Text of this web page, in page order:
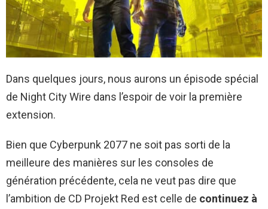
Dans quelques jours, nous aurons un épisode spécial
de Night City Wire dans l’espoir de voir la première
extension.
Bien que Cyberpunk 2077 ne soit pas sorti de la
meilleure des manières sur les consoles de
génération précédente, cela ne veut pas dire que
l’ambition de CD Projekt Red est celle de continuez à